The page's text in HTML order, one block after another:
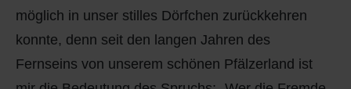
möglich in unser stilles Dörfchen zurückkehren
konnte, denn seit den langen Jahren des
Fernseins von unserem schönen Pfälzerland ist